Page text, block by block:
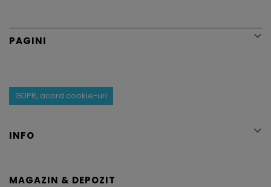
PAGINI 
GDPR, acord cookie-uri
INFO 
MAGAZIN & DEPOZIT